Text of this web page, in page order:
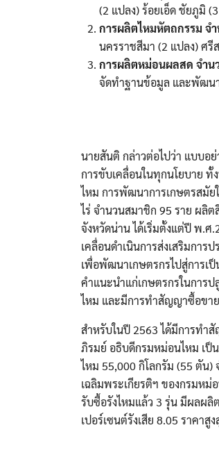
(2 แปลง) ร้อยเอ็ด ชัยภูมิ
การผลิตไหมหัตถกรรม จ
นครราชสีมา (2 แปลง) ศรี
การผลิตหม่อนผลสด จำน
จัดทำฐานข้อมูล และพัฒน
นายสันติ กล่าวต่อไปว่า แบบอ
การขับเคลื่อนในทุกนโยบาย
ไหม การพัฒนาการเกษตรสมั
ไร่ จำนวนสมาชิก 95 ราย ผลิ
จังหวัดน่าน ได้เริ่มตั้งแต่ปี พ.ศ
เคลื่อนดำเนินการส่งเสริมกา
เพื่อพัฒนาเกษตรกรไปสู่การเ
คำแนะนำแก่เกษตรกรในการ
ไหม และมีการทำสัญญาซื้อขา
สำหรับในปี 2563 ได้มีการทำ
ภิรมย์ อธิบดีกรมหม่อนไหม เ
ไหม 55,000 กิโลกรัม (55 ตัน
เฉลิมพระเกียรติฯ ของกรมห
รับซื้อรังไหมแล้ว 3 รุ่น มีผลผลิ
เปอร์เซนต์รังเสีย 8.05 ราคา